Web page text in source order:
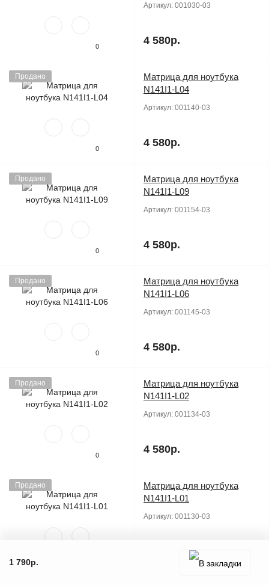
0
Артикул: 001030-03
4 580р.
Продано
0
Матрица для ноутбука
N141I1-L04
Артикул: 001140-03
4 580р.
Продано
0
Матрица для ноутбука
N141I1-L09
Артикул: 001154-03
4 580р.
Продано
0
Матрица для ноутбука
N141I1-L06
Артикул: 001145-03
4 580р.
Продано
0
Матрица для ноутбука
N141I1-L02
Артикул: 001134-03
4 580р.
Продано
Матрица для ноутбука
N141I1-L01
Артикул: 001130-03
1 790р.